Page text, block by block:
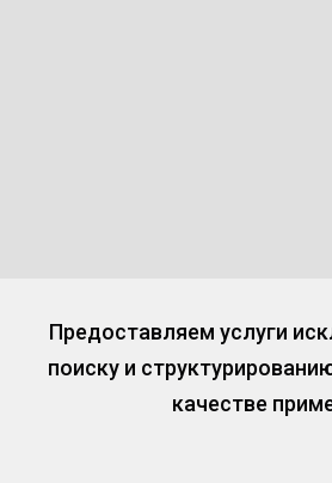
Предоставляем услуги
поиску и
качестве